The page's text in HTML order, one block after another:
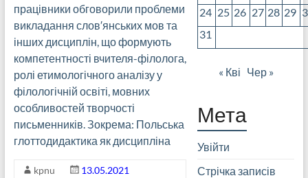
працівники обговорили проблеми
викладання слов′янських мов та
інших дисциплін, що формують
компетентності вчителя-філолога,
ролі етимологічного аналізу у
філологічній освіті, мовних
особливостей творчості
письменників. Зокрема: Польська
глоттодидактика як дисципліна
kpnu
13.05.2021
24 25 26 27 28 29
31
« Кві Чер »
Мета
Увійти
Стрічка записів